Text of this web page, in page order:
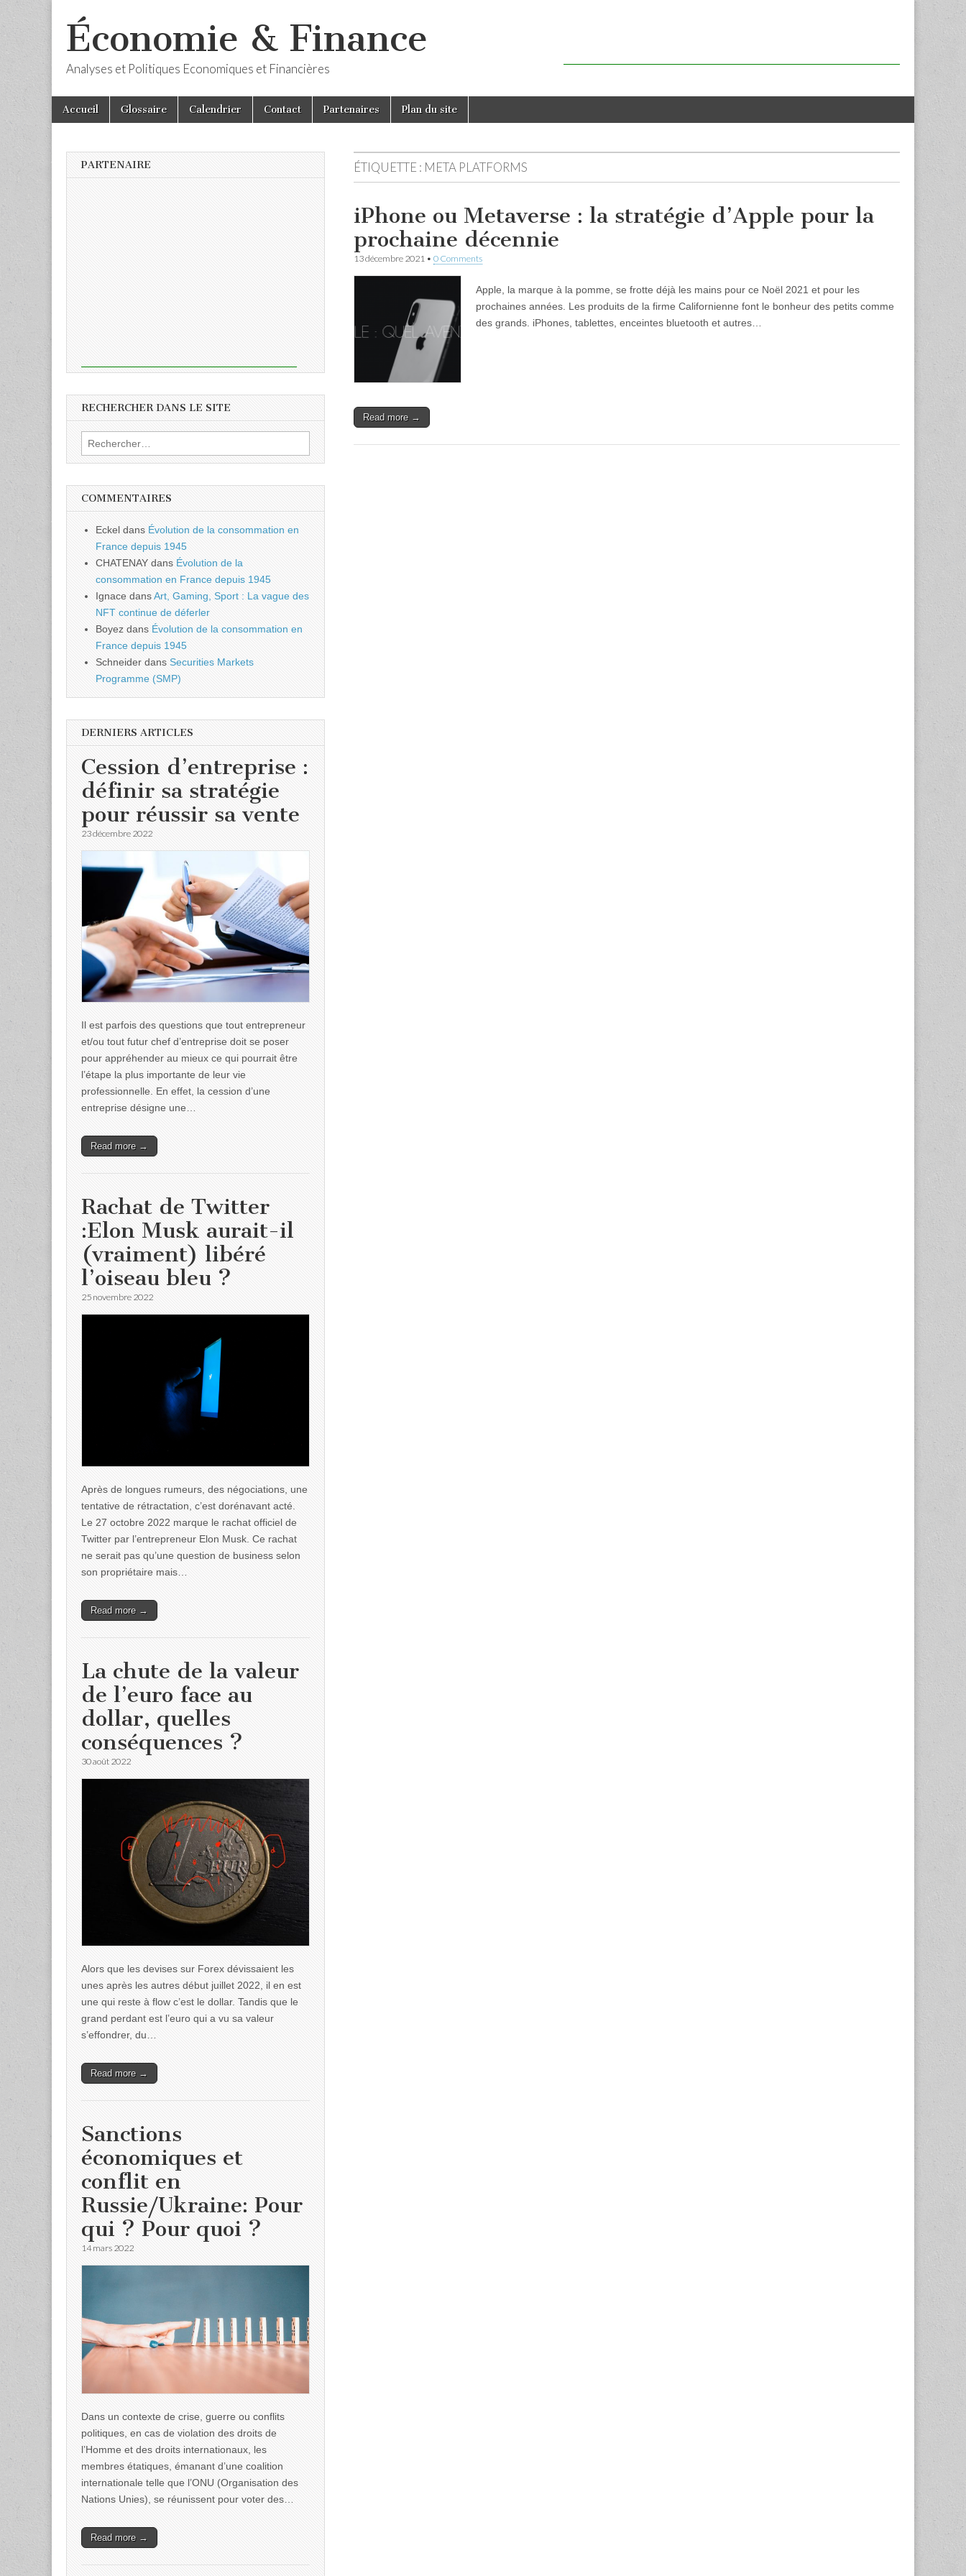
Économie & Finance
Analyses et Politiques Economiques et Financières
Main
menu
Skip
Accueil Glossaire Calendrier Contact Partenaires Plan du site
ÉTIQUETTE : META PLATFORMS
iPhone ou Metaverse : la stratégie d’Apple pour la
prochaine décennie
13 décembre 2021 •0 Comments
Apple, la marque à la pomme, se frotte déjà les mains pour ce Noël 2021 et pour les
prochaines années. Les produits de la firme Californienne font le bonheur des petits comme
des grands. iPhones, tablettes, enceintes bluetooth et autres…
Read more →
PARTENAIRE
RECHERCHER DANS LE SITE
Rechercher :
COMMENTAIRES
Eckel dans Évolution de la consommation en
France depuis 1945
CHATENAY dans Évolution de la
consommation en France depuis 1945
Ignace dansArt, Gaming, Sport : La vague des
NFT continue de déferler
Boyez dans Évolution de la consommation en
France depuis 1945
Schneider dans Securities Markets
Programme (SMP)
DERNIERS ARTICLES
Cession d’entreprise :
définir sa stratégie
pour réussir sa vente
23 décembre 2022
Il est parfois des questions que tout entrepreneur
et/ou tout futur chef d’entreprise doit se poser
pour appréhender au mieux ce qui pourrait être
l’étape la plus importante de leur vie
professionnelle. En effet, la cession d’une
entreprise désigne une…
Read more →
Rachat de Twitter
:Elon Musk aurait-il
(vraiment) libéré
l’oiseau bleu ?
25 novembre 2022
Après de longues rumeurs, des négociations, une
tentative de rétractation, c’est dorénavant acté.
Le 27 octobre 2022 marque le rachat officiel de
Twitter par l’entrepreneur Elon Musk. Ce rachat
ne serait pas qu’une question de business selon
son propriétaire mais…
Read more →
La chute de la valeur
de l’euro face au
dollar, quelles
conséquences ?
30 août 2022
Alors que les devises sur Forex dévissaient les
unes après les autres début juillet 2022, il en est
une qui reste à flow c’est le dollar. Tandis que le
grand perdant est l’euro qui a vu sa valeur
s’effondrer, du…
Read more →
Sanctions
économiques et
conflit en
Russie/Ukraine: Pour
qui ? Pour quoi ?
14 mars 2022
Dans un contexte de crise, guerre ou conflits
politiques, en cas de violation des droits de
l’Homme et des droits internationaux, les
membres étatiques, émanant d’une coalition
internationale telle que l’ONU (Organisation des
Nations Unies), se réunissent pour voter des…
Read more →